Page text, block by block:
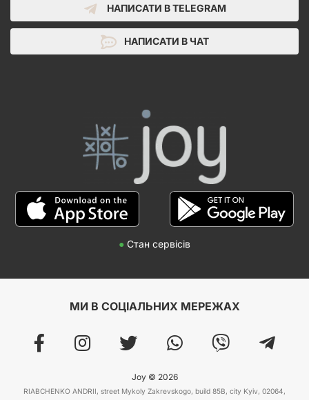
НАПИСАТИ В TELEGRAM
НАПИСАТИ В ЧАТ
● Стан сервісів
МИ В СОЦІАЛЬНИХ МЕРЕЖАХ
Joy © 2026
RIABCHENKO ANDRII, street Mykoly Zakrevskogo, build 85B, city Kyiv, 02064,